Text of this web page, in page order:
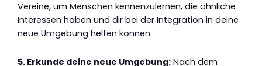
Vereine, um Menschen kennenzulernen, die ähnliche
Interessen haben und dir bei der Integration in deine
neue Umgebung helfen können.
5. Erkunde deine neue Umgebung: Nach dem